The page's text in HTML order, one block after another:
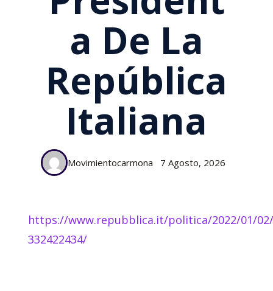
A De La
República
Italiana
Movimientocarmona 7 Agosto, 2026
https://www.repubblica.it/politica/2022/01/
332422434/